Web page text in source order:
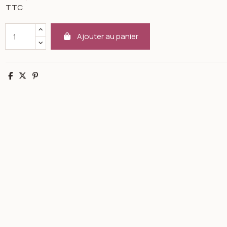
TTC
Ajouter au panier
Partager
TweetPinterest